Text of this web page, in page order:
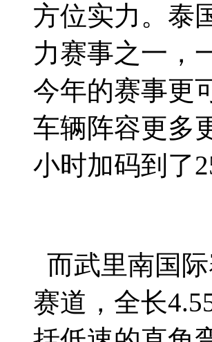
方位实力。泰
力赛事之一，
今年的赛事更
车辆阵容更多
小时加码到了
而武里南国
赛道，全长